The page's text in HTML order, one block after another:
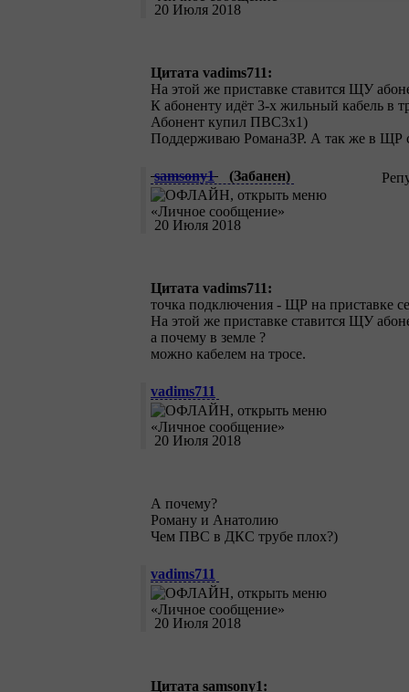
20 Июля 2018
Цитата vadims711:
На этой же приставке ставится ЩУ
К абоненту идёт 3-х жильный кабель в
Абонент купил ПВС3х1)
Поддерживаю РоманаЗР. А так же в ЩР
samsony1 (Забанен)
20 Июля 2018
Цитата vadims711:
точка подключения - ЩР на приставке
На этой же приставке ставится ЩУ
а почему в земле ?
можно кабелем на тросе.
vadims711
20 Июля 2018
А почему?
Роману и Анатолию
Чем ПВС в ДКС трубе плох?)
vadims711
20 Июля 2018
Цитата samsony1: